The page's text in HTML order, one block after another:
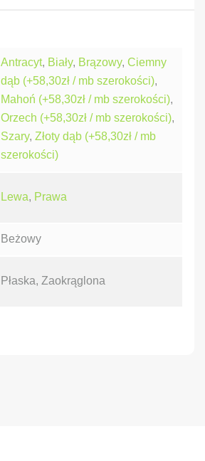
Antracyt, Biały, Brązowy, Ciemny
dąb (+58,30zł / mb szerokości),
Mahoń (+58,30zł / mb szerokości),
Orzech (+58,30zł / mb szerokości),
Szary, Złoty dąb (+58,30zł / mb
szerokości)
Lewa, Prawa
Beżowy
Płaska, Zaokrąglona